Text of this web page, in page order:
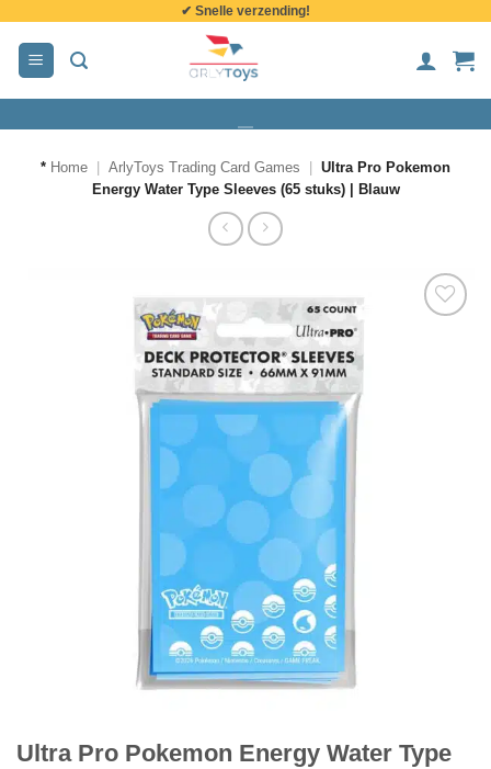
inhoud
✔ Snelle verzending!
* Home ArlyToys Trading Card Games
Ultra Pro Pokemon
Energy Water Type Sleeves (65 stuks) | Blauw
Ultra Pro Pokemon Energy Water Type